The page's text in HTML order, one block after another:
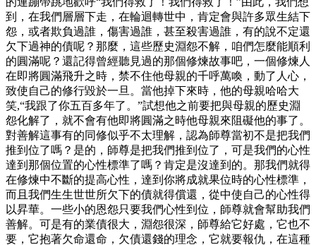
到，在我們層層下走，在輪迴轉世中，肯定會與許多眾生結下
怨，或者欺負過誰，傷害過誰，甚至殺害過誰，有的說不定還
欠下過神的債呢？那麼，這些歷史淵怨不解，咱們怎麼能順利
的圓滿呢？還記得曾經聽見過的那個修煉故事吧，一個修煉人
在即將圓滿飛升之時，禁不住他母親的千呼萬喚，動了人心，
致使自己的修行毀於一旦。當他掉下來時，他的母親哈哈大
笑,“我跟了你五百多年了。”試想他之前要把與母親的歷史淵
怨化解了，就不會有他即將圓滿之時他母親來阻礙他的事了。
對善解這事有的同修似乎不太理解，認為師尊當初不是把我們
推到位了嗎？是的，師尊是把我們推到位了，可是我們的心性
達到那個位置的心性標準了嗎？肯定是沒達到的。那我們就得
在修煉中不斷的提高心性，達到你將成就果位時的心性標準，
而且我們生生世世所欠下的債就得償還，從中使自己的心性得
以昇華。一些小的恩怨只要我們心性到位，師尊就會幫助我們
善解。可是有的業債很大，淵怨很深，師尊給它好處，它也不
要，它抱著欠命還命，欠債還錢的理念，它就要報仇，在這種